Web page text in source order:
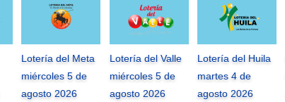
Lotería del Meta
miércoles 5 de
agosto 2026
Lotería del Valle
miércoles 5 de
agosto 2026
Lotería del Huila
martes 4 de
agosto 2026